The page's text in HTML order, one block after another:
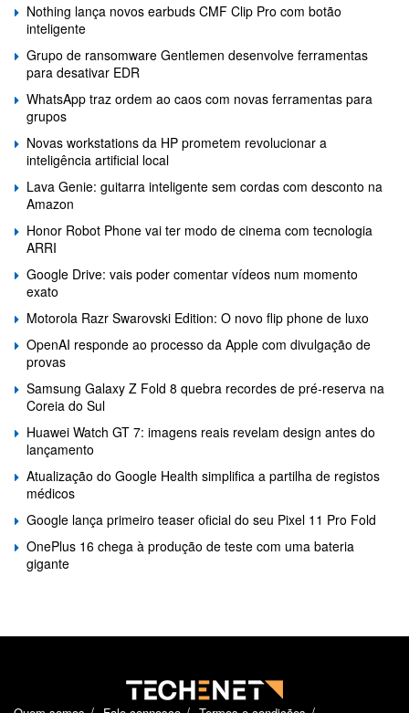
Nothing lança novos earbuds CMF Clip Pro com botão
inteligente
Grupo de ransomware Gentlemen desenvolve ferramentas
para desativar EDR
WhatsApp traz ordem ao caos com novas ferramentas para
grupos
Novas workstations da HP prometem revolucionar a
inteligência artificial local
Lava Genie: guitarra inteligente sem cordas com desconto na
Amazon
Honor Robot Phone vai ter modo de cinema com tecnologia
ARRI
Google Drive: vais poder comentar vídeos num momento
exato
Motorola Razr Swarovski Edition: O novo flip phone de luxo
OpenAI responde ao processo da Apple com divulgação de
provas
Samsung Galaxy Z Fold 8 quebra recordes de pré-reserva na
Coreia do Sul
Huawei Watch GT 7: imagens reais revelam design antes do
lançamento
Atualização do Google Health simplifica a partilha de registos
médicos
Google lança primeiro teaser oficial do seu Pixel 11 Pro Fold
OnePlus 16 chega à produção de teste com uma bateria
gigante